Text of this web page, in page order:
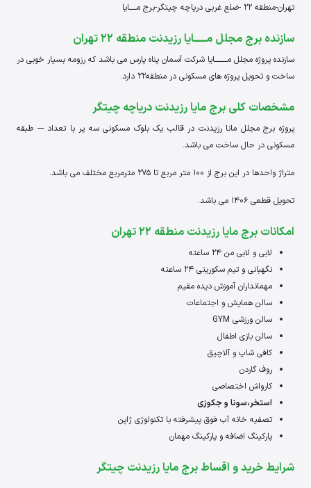
تهران-منطقه 22 -ضلع غربی دریاچه چیتگر-برج مـــــایا
سازنده برج مجلل مــــــایا رزیدنت منطقه 22 تهران
سازنده پروژه مجلل مـــــــــایا شرکت آسمان پناه پارس می باشد که رزومه بسیار خوبی در
ساخت و تحویل پروژه های مسکونی در منطقه22 دارد.
مشخصات کلی برج مایا رزیدنت دریاچه چیتگر
پروژه برج مجلل مانا رزیدنت در قالب یک بلوک مسکونی سه پر با تعداد --- طبقه
مسکونی در حال ساخت می باشد.
متراژ واحدها در این برج از 100 متر مربع تا 275 مترمربع مختلف می باشد.
تحویل قطعی 1406 می باشد.
امکانات برج مایا رزیدنت منطقه 22 تهران
لابی و لابی من 24 ساعته
نگهبانی و تیم سکوریتی 24 ساعته
مهمانداران آموزش دیده مقیم
سالن همایش و اجتماعات
سالن ورزشی GYM
سالن بازی اطفال
کافی شاپ و آلاچیق
روف گاردن
کارواش اختصاصی
استخر،سونا و جکوزی
تصفیه خانه آب فوق پیشرفته با تکنولوژی ژاپن
پارکینگ اضافه و پارکینگ مهمان
شرایط خرید و اقساط برج مایا رزیدنت چیتگر